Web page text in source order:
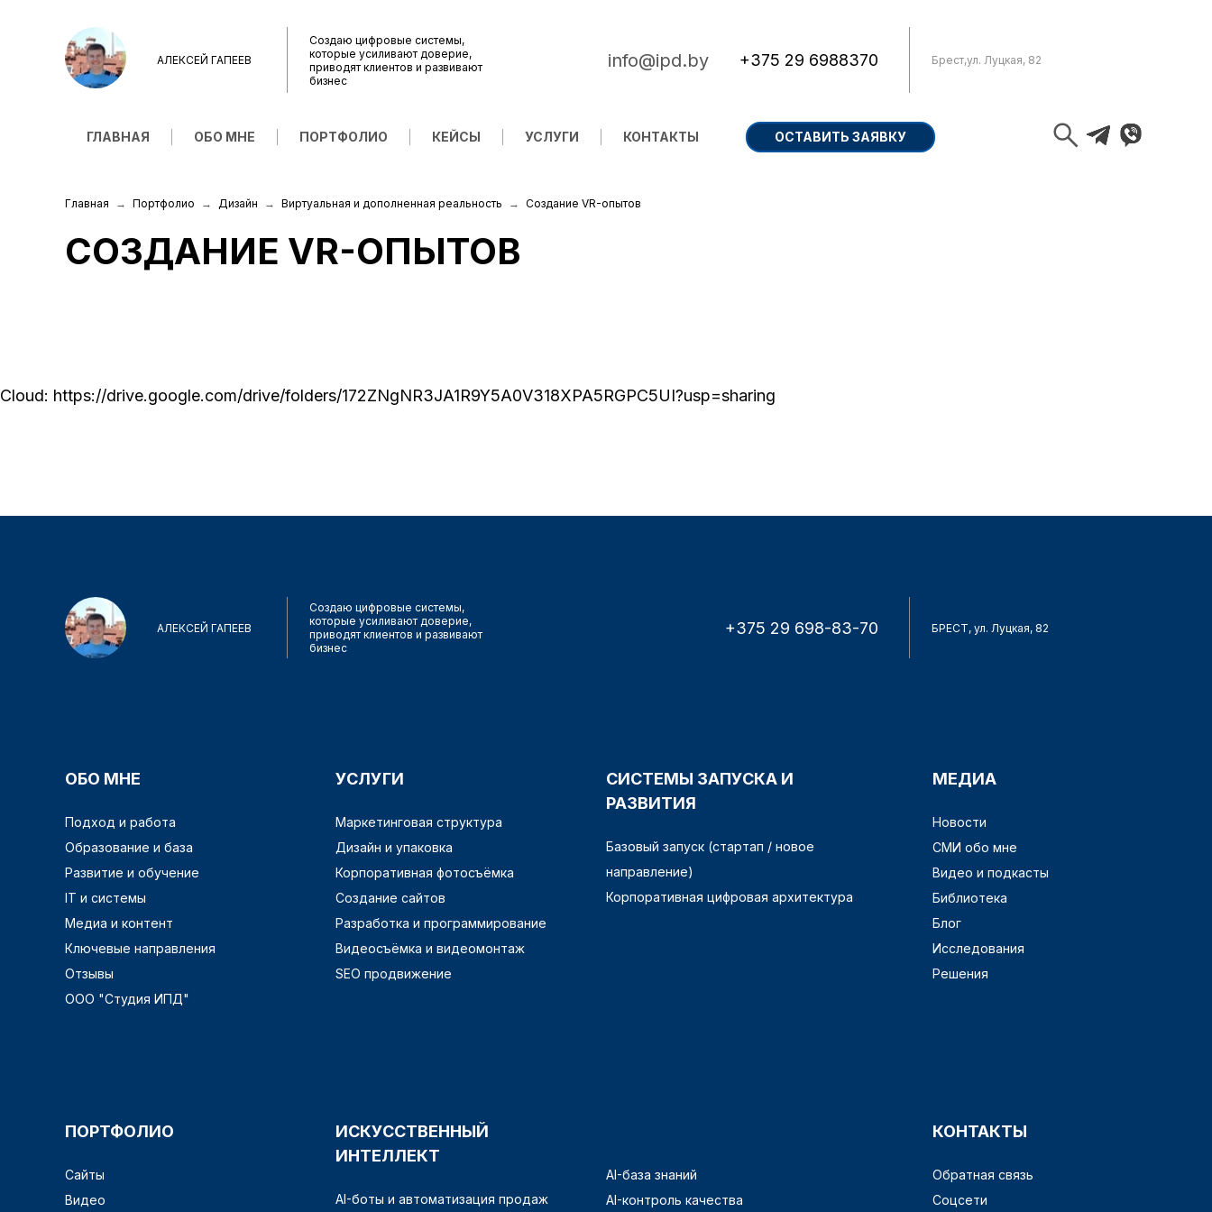
АЛЕКСЕЙ ГАПЕЕВ
Создаю цифровые системы,
которые усиливают доверие,
приводят клиентов и развивают
бизнес
info@ipd.by +375 29 6988370 Брест,ул. Луцкая, 82
ГЛАВНАЯ ОБО МНЕ ПОРТФОЛИО КЕЙСЫ УСЛУГИ КОНТАКТЫ ОСТАВИТЬ ЗАЯВКУ
Главная Портфолио Дизайн Виртуальная и дополненная реальность Создание VR-опытов
СОЗДАНИЕ VR-ОПЫТОВ
Cloud: https://drive.google.com/drive/folders/172ZNgNR3JA1R9Y5A0V318XPA5RGPC5UI?usp=sharing
АЛЕКСЕЙ ГАПЕЕВ
Создаю цифровые системы,
которые усиливают доверие,
приводят клиентов и развивают
бизнес
+375 29 698-83-70 БРЕСТ, ул. Луцкая, 82
ОБО МНЕ
Подход и работа
Образование и база
Развитие и обучение
IT и системы
Медиа и контент
Ключевые направления
Отзывы
ООО "Студия ИПД"
УСЛУГИ
Маркетинговая структура
Дизайн и упаковка
Корпоративная фотосъёмка
Создание сайтов
Разработка и программирование
Видеосъёмка и видеомонтаж
SEO продвижение
СИСТЕМЫ ЗАПУСКА И
РАЗВИТИЯ
Базовый запуск (стартап / новое
направление)
Корпоративная цифровая архитектура
МЕДИА
Новости
СМИ обо мне
Видео и подкасты
Библиотека
Блог
Исследования
Решения
ПОРТФОЛИО
Сайты
Видео
ИСКУССТВЕННЫЙ
ИНТЕЛЛЕКТ
AI-боты и автоматизация продаж
AI-база знаний
AI-контроль качества
КОНТАКТЫ
Обратная связь
Соцсети